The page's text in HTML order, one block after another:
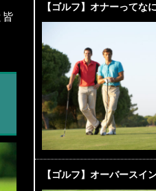
皆
【ゴルフ】オナーってな
【ゴルフ】オーバースイ